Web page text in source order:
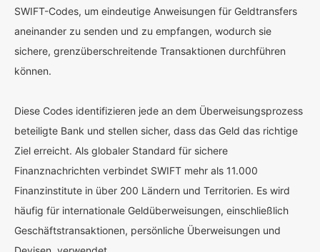
SWIFT-Codes, um eindeutige Anweisungen für Geldtransfers
aneinander zu senden und zu empfangen, wodurch sie
sichere, grenzüberschreitende Transaktionen durchführen
können.
Diese Codes identifizieren jede an dem Überweisungsprozess
beteiligte Bank und stellen sicher, dass das Geld das richtige
Ziel erreicht. Als globaler Standard für sichere
Finanznachrichten verbindet SWIFT mehr als 11.000
Finanzinstitute in über 200 Ländern und Territorien. Es wird
häufig für internationale Geldüberweisungen, einschließlich
Geschäftstransaktionen, persönliche Überweisungen und